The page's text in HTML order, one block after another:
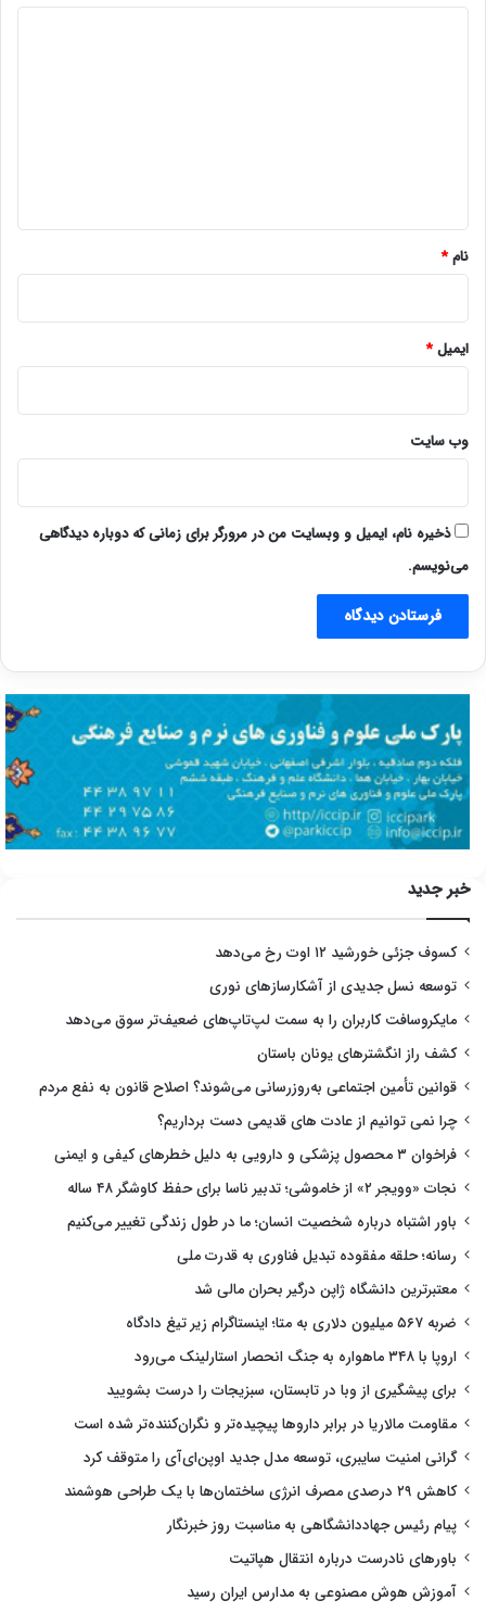
نام*
ایمیل*
وب‌ سایت
ذخیره نام، ایمیل و وبسایت من در مرورگر برای زمانی که دوباره دیدگاهی
می‌نویسم.
خبر جدید
کسوف جزئی خورشید ۱۲ اوت رخ می‌دهد
توسعه نسل جدیدی از آشکارسازهای نوری
مایکروسافت کاربران را به سمت لپ‌تاپ‌های ضعیف‌تر سوق می‌دهد
کشف راز انگشترهای یونان باستان
قوانین تأمین اجتماعی به‌روزرسانی می‌شوند؟ اصلاح قانون به نفع مردم
چرا نمی توانیم از عادت های قدیمی دست برداریم؟
فراخوان ۳ محصول پزشکی و دارویی به دلیل خطرهای کیفی و ایمنی
نجات «وویجر ۲» از خاموشی؛ تدبیر ناسا برای حفظ کاوشگر ۴۸ ساله
باور اشتباه درباره شخصیت انسان؛ ما در طول زندگی تغییر می‌کنیم
رسانه؛ حلقه مفقوده تبدیل فناوری به قدرت ملی
معتبرترین دانشگاه ژاپن درگیر بحران مالی شد
ضربه ۵۶۷ میلیون دلاری به متا؛ اینستاگرام زیر تیغ دادگاه
اروپا با ۳۴۸ ماهواره به جنگ انحصار استارلینک می‌رود
برای پیشگیری از وبا در تابستان، سبزیجات را درست بشویید
مقاومت مالاریا در برابر داروها پیچیده‌تر و نگران‌کننده‌تر شده است
گرانی امنیت سایبری، توسعه مدل جدید اوپن‌ای‌آی را متوقف کرد
کاهش ۲۹ درصدی مصرف انرژی ساختمان‌ها با یک طراحی هوشمند
پیام رئیس جهاددانشگاهی به مناسبت روز خبرنگار
باورهای نادرست درباره انتقال هپاتیت
آموزش هوش مصنوعی به مدارس ایران رسید